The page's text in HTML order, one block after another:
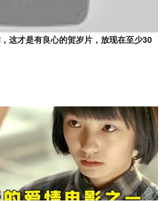
这才是有良心的贺岁片，放现在至少30